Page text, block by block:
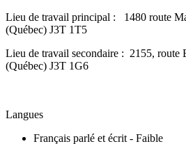
Lieu de travail principal : 1480 route
(Québec) J3T 1T5
Lieu de travail secondaire : 2155, route
(Québec) J3T 1G6
Langues
Français parlé et écrit - Faible